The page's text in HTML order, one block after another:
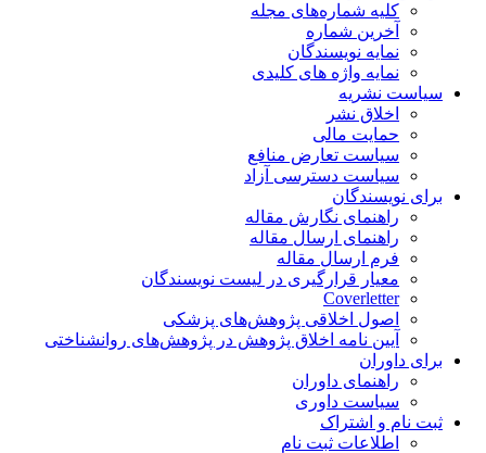
کلیه شماره‌های مجله
آخرین شماره
نمایه نویسندگان
نمایه واژه های کلیدی
سیاست نشریه
اخلاق نشر
حمایت مالی
سیاست تعارض منافع
سیاست دسترسی آزاد
برای نویسندگان
راهنمای نگارش مقاله
راهنمای ارسال مقاله
فرم ارسال مقاله
معیار قرارگیری در لیست نویسندگان
Coverletter
اصول اخلاقی پژوهش‌های پزشکی
آیین نامه اخلاق پژوهش در پژوهش‌های روانشناختی
برای داوران
راهنمای داوران
سیاست داوری
ثبت نام و اشتراک
اطلاعات ثبت نام